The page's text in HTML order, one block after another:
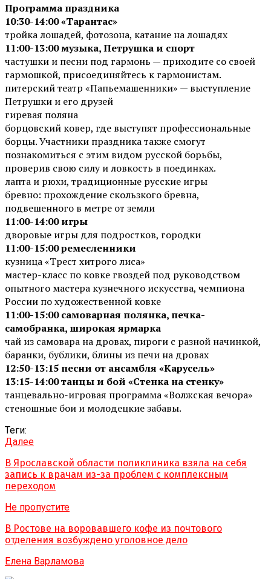
Программа праздника
10:30-14:00 «Тарантас»
тройка лошадей, фотозона, катание на лошадях
11:00-13:00 музыка, Петрушка и спорт
частушки и песни под гармонь — приходите со своей
гармошкой, присоединяйтесь к гармонистам.
питерский театр «Папьемашенники» — выступление
Петрушки и его друзей
гиревая поляна
борцовский ковер, где выступят профессиональные
борцы. Участники праздника также смогут
познакомиться с этим видом русской борьбы,
проверив свою силу и ловкость в поединках.
лапта и рюхи, традиционные русские игры
бревно: прохождение скользкого бревна,
подвешенного в метре от земли
11:00-14:00 игры
дворовые игры для подростков, городки
11:00-15:00 ремесленники
кузница «Трест хитрого лиса»
мастер-класс по ковке гвоздей под руководством
опытного мастера кузнечного искусства, чемпиона
России по художественной ковке
11:00-15:00 самоварная полянка, печка-
самобранка, широкая ярмарка
чай из самовара на дровах, пироги с разной начинкой,
баранки, бублики, блины из печи на дровах
12:50-13:15 песни от ансамбля «Карусель»
13:15-14:00 танцы и бой «Стенка на стенку»
танцевально-игровая программа «Волжская вечора»
стеношные бои и молодецкие забавы.
Теги:
Далее
В Ярославской области поликлиника взяла на себя
запись к врачам из-за проблем с комплексным
переходом
Не пропустите
В Ростове на воровавшего кофе из почтового
отделения возбуждено уголовное дело
Елена Варламова